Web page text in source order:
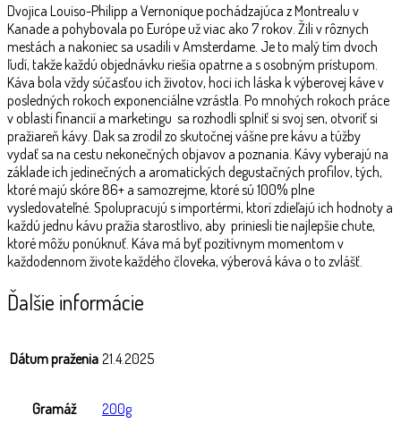
Dvojica Louiso-Philipp a Vernonique pochádzajúca z Montrealu v
Kanade a pohybovala po Európe už viac ako 7 rokov. Žili v rôznych
mestách a nakoniec sa usadili v Amsterdame. Je to malý tím dvoch
ľudí, takže každú objednávku riešia opatrne a s osobným prístupom.
Káva bola vždy súčasťou ich životov, hoci ich láska k výberovej káve v
posledných rokoch exponenciálne vzrástla. Po mnohých rokoch práce
v oblasti financií a marketingu sa rozhodli splniť si svoj sen, otvoriť si
pražiareň kávy. Dak sa zrodil zo skutočnej vášne pre kávu a túžby
vydať sa na cestu nekonečných objavov a poznania. Kávy vyberajú na
základe ich jedinečných a aromatických degustačných profilov, tých,
ktoré majú skóre 86+ a samozrejme, ktoré sú 100% plne
vysledovateľné. Spolupracujú s importérmi, ktorí zdieľajú ich hodnoty a
každú jednu kávu pražia starostlivo, aby priniesli tie najlepšie chute,
ktoré môžu ponúknuť. Káva má byť pozitívnym momentom v
každodennom živote každého človeka, výberová káva o to zvlášť.
Ďalšie informácie
Dátum praženia 21.4.2025
Gramáž 200g